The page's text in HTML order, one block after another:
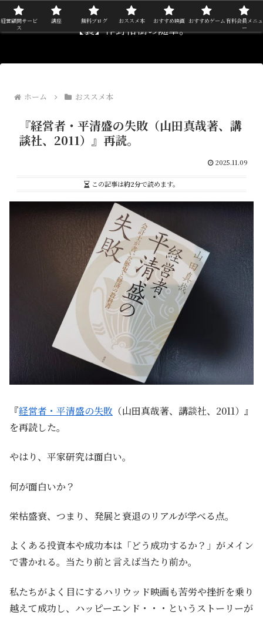
【裏】作野裕樹の随筆。
ホーム おススメ本
『経営者・平清盛の失敗（山田真哉著、講
談社、2011）』再読。
2025.11.09
この記事は約2分で読めます。
『経営者・平清盛の失敗 （山田真哉著、講談社、2011）』
を再読した。
やはり、平家研究は面白い。
何が面白いか？
栄枯盛衰、つまり、発展と衰退のリアルが学べる点。
よくある投資本や成功本は「どう成功するか？」がメイン
で書かれる。当たり前と言えば当たり前か。
私たちがよく目にするハリウッド映画も苦労や挫折を乗り
越えて成功し、ハッピーエンド・・・というストーリーが
経営顧問サービ
ス
講座 無料ブログ おススメ本 おすすめ映画 おすすめゲーム有料会員メニュ
ー